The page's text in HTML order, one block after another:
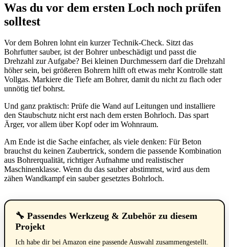
Was du vor dem ersten Loch noch prüfen
solltest
Vor dem Bohren lohnt ein kurzer Technik-Check. Sitzt das
Bohrfutter sauber, ist der Bohrer unbeschädigt und passt die
Drehzahl zur Aufgabe? Bei kleinen Durchmessern darf die Drehzahl
höher sein, bei größeren Bohrern hilft oft etwas mehr Kontrolle statt
Vollgas. Markiere die Tiefe am Bohrer, damit du nicht zu flach oder
unnötig tief bohrst.
Und ganz praktisch: Prüfe die Wand auf Leitungen und installiere
den Staubschutz nicht erst nach dem ersten Bohrloch. Das spart
Ärger, vor allem über Kopf oder im Wohnraum.
Am Ende ist die Sache einfacher, als viele denken: Für Beton
brauchst du keinen Zaubertrick, sondern die passende Kombination
aus Bohrerqualität, richtiger Aufnahme und realistischer
Maschinenklasse. Wenn du das sauber abstimmst, wird aus dem
zähen Wandkampf ein sauber gesetztes Bohrloch.
🔧 Passendes Werkzeug & Zubehör zu diesem
Projekt
Ich habe dir bei Amazon eine passende Auswahl zusammengestellt.